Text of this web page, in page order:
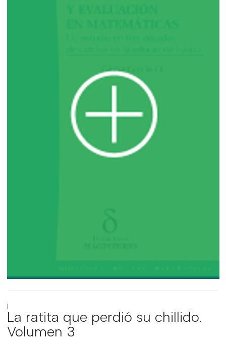
|
La ratita que perdió su chillido.
Volumen 3